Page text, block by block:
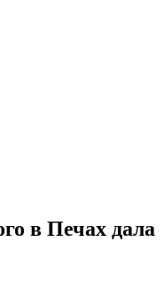
в Печах дала